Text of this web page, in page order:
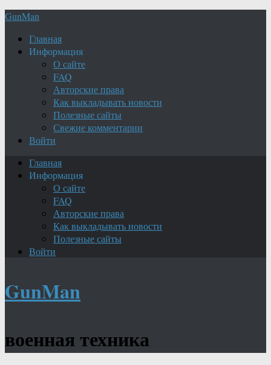
GunMan
Главная
Информация
О сайте
FAQ
Авторские права
Как выкладывать новости
Полезные сайты
Свежие комментарии
Войти
Главная
Информация
О сайте
FAQ
Авторские права
Как выкладывать новости
Полезные сайты
Войти
GunMan
военная техника